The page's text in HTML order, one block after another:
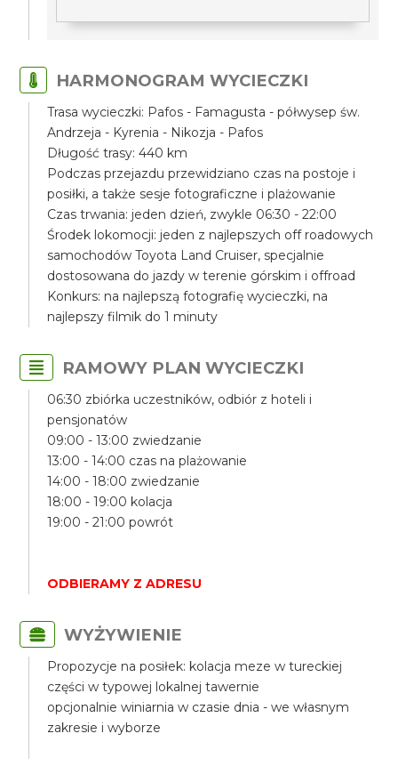
HARMONOGRAM WYCIECZKI
Trasa wycieczki: Pafos - Famagusta - półwysep św.
Andrzeja - Kyrenia - Nikozja - Pafos
Długość trasy: 440 km
Podczas przejazdu przewidziano czas na postoje i
posiłki, a także sesje fotograficzne i plażowanie
Czas trwania: jeden dzień, zwykle 06:30 - 22:00
Środek lokomocji: jeden z najlepszych off roadowych
samochodów Toyota Land Cruiser, specjalnie
dostosowana do jazdy w terenie górskim i offroad
Konkurs: na najlepszą fotografię wycieczki, na
najlepszy filmik do 1 minuty
RAMOWY PLAN WYCIECZKI
06:30 zbiórka uczestników, odbiór z hoteli i
pensjonatów
09:00 - 13:00 zwiedzanie
13:00 - 14:00 czas na plażowanie
14:00 - 18:00 zwiedzanie
18:00 - 19:00 kolacja
19:00 - 21:00 powrót
ODBIERAMY Z ADRESU
WYŻYWIENIE
Propozycje na posiłek: kolacja meze w tureckiej
części w typowej lokalnej tawernie
opcjonalnie winiarnia w czasie dnia - we własnym
zakresie i wyborze